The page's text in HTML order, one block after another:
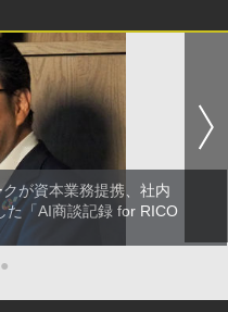
が資本業務提携、社内
た「AI商談記録 for RICO
●